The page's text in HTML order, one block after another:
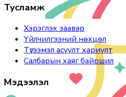
Тусламж
Хэрэглэх заавар
Үйлчилгээний нөхцөл
Түгээмэл асуулт хариулт
Салбарын хаяг байршил
Мэдээлэл